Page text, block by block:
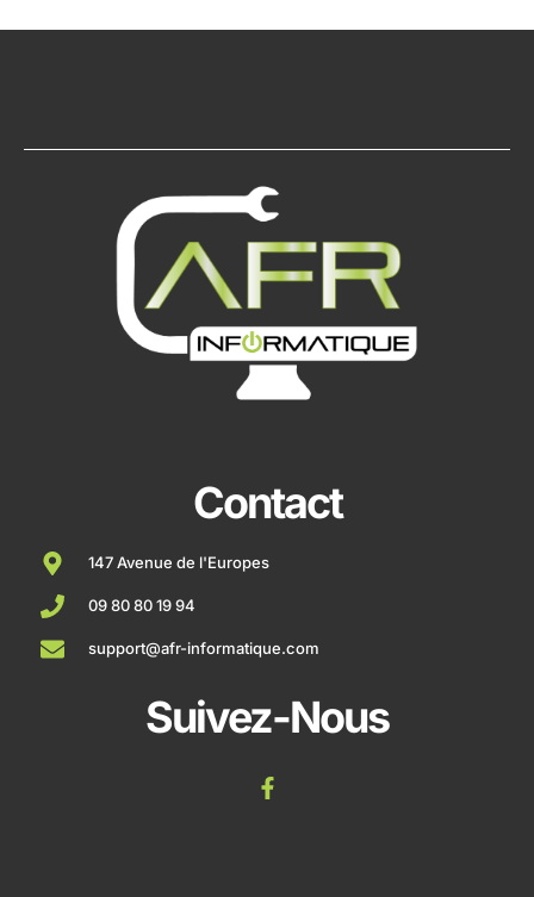
Contact
147 Avenue de l'Europes
09 80 80 19 94
support@afr-informatique.com
Suivez-Nous